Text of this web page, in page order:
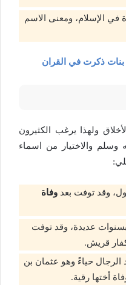
الإسلام، ومعنى الاسم
بنات ذكرت في القران
ولهذا يرغب الكثيرون
وسلم والاختيار من اسماء
وقد توفت بعد وفاة
عديدة، وقد توفت
قريش.
حياءً وهو عثمان بن
أختها رقية.